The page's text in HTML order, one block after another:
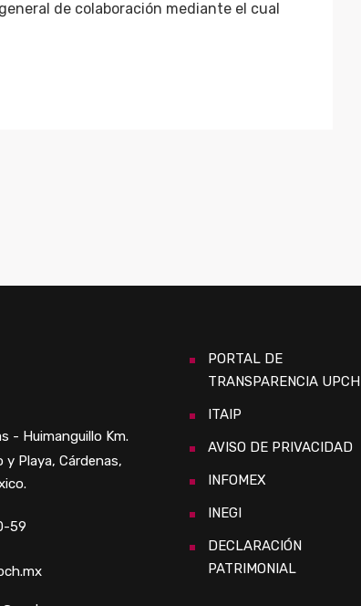
de colaboración mediante el cual
- Huimanguillo Km.
y Playa, Cárdenas,
59
PORTAL DE
TRANSPARENCIA UPCH
ITAIP
AVISO DE PRIVACIDAD
INFOMEX
INEGI
DECLARACIÓN
PATRIMONIAL